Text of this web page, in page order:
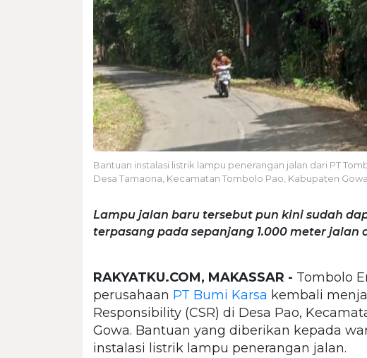
Bantuan instalasi listrik lampu penerangan jalan dari PT
Desa Tamaona, Kecamatan Tombolo Pao, Kabupaten Gowa.
Lampu jalan baru tersebut pun kini sudah
terpasang pada sepanjang 1.000 meter jalan
RAKYATKU.COM, MAKASSAR - Tombolo
perusahaan PT Bumi Karsa kembali
Responsibility (CSR) di Desa Pao,
Gowa. Bantuan yang diberikan kepada
instalasi listrik lampu penerangan jalan.